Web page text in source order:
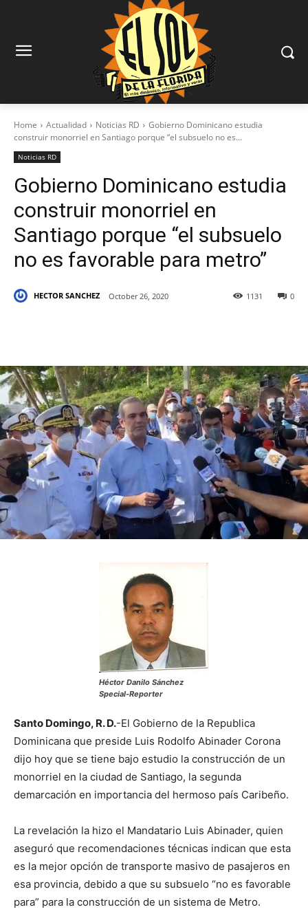
Home Actualidad Noticias RD
Gobierno Dominicano estudia
construir monorriel en Santiago porque “el subsuelo no es...
Noticias RD
Gobierno Dominicano estudia
construir monorriel en
Santiago porque “el subsuelo
no es favorable para metro”
HECTOR SANCHEZ October 26, 2020 0
1131
Héctor Danilo Sánchez
Special-Reporter
Santo Domingo, R. D.-El Gobierno de la Republica
Dominicana que preside Luis Rodolfo Abinader Corona
dijo hoy que se tiene bajo estudio la construcción de un
monorriel en la ciudad de Santiago, la segunda
demarcación en importancia del hermoso país Caribeño.
La revelación la hizo el Mandatario Luis Abinader, quien
aseguró que recomendaciones técnicas indican que esta
es la mejor opción de transporte masivo de pasajeros en
esa provincia, debido a que su subsuelo “no es favorable
para” para la construcción de un sistema de Metro.